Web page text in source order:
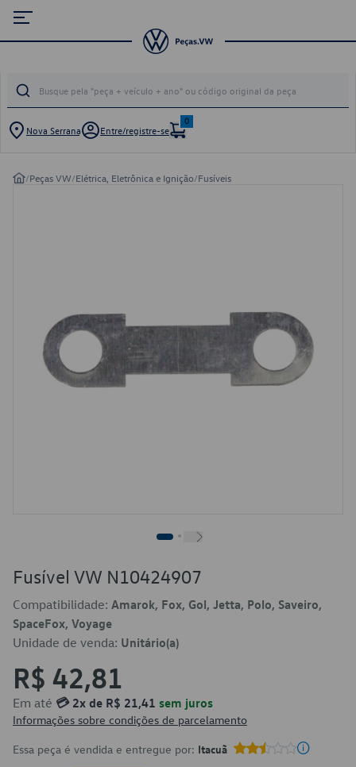
Nova Serrana Entre/registre-se
0
/Peças VW/Elétrica, Eletrônica e Ignição/Fusíveis
Fusível VW N10424907
Compatibilidade: Amarok, Fox, Gol, Jetta, Polo, Saveiro,
SpaceFox, Voyage
Unidade de venda: Unitário(a)
R$ 42,81
Em até 💳 2x de R$ 21,41 sem juros
Informações sobre condições de parcelamento
Essa peça é vendida e entregue por: Itacuã